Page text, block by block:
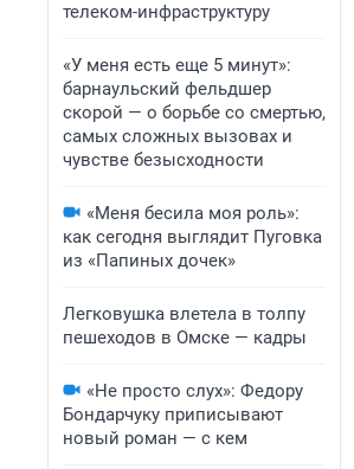
телеком-инфраструктуру
«У меня есть еще 5 минут»:
барнаульский фельдшер
скорой — о борьбе со смертью,
самых сложных вызовах и
чувстве безысходности
«Меня бесила моя роль»:
как сегодня выглядит Пуговка
из «Папиных дочек»
Легковушка влетела в толпу
пешеходов в Омске — кадры
«Не просто слух»: Федору
Бондарчуку приписывают
новый роман — с кем